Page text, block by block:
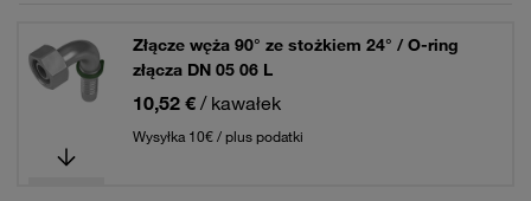
Złącze węża 90° ze stożkiem 24° / O-ring
złącza DN 05 06 L
10,52 € / kawałek
Wysyłka 10€ / plus podatki